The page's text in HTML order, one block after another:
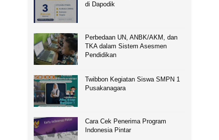
di Dapodik
Perbedaan UN, ANBK/AKM, dan
TKA dalam Sistem Asesmen
Pendidikan
Twibbon Kegiatan Siswa SMPN 1
Pusakanagara
Cara Cek Penerima Program
Indonesia Pintar